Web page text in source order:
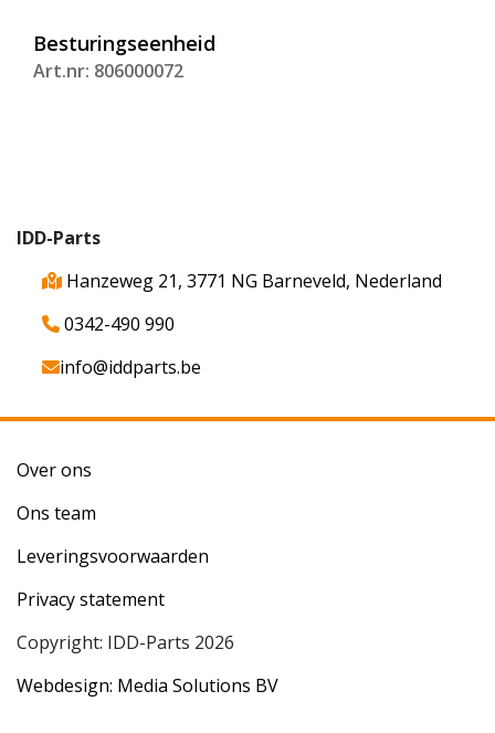
Besturingseenheid
Art.nr: 806000072
IDD-Parts
Hanzeweg 21, 3771 NG Barneveld, Nederland
0342-490 990
info@iddparts.be
Over ons
Ons team
Leveringsvoorwaarden
Privacy statement
Copyright: IDD-Parts 2026
Webdesign: Media Solutions BV